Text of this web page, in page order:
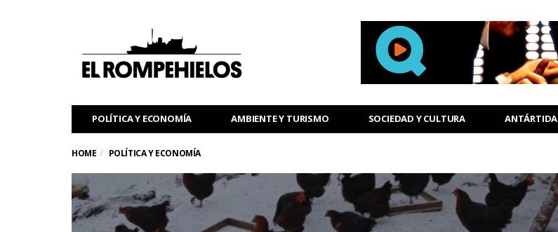
POLÍTICA Y ECONOMÍA AMBIENTE Y TURISMO SOCIEDAD Y CULTURA ANTÁRTIDA
HOME POLÍTICA Y ECONOMÍA